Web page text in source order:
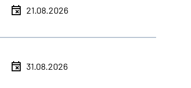
21.08.2026
31.08.2026